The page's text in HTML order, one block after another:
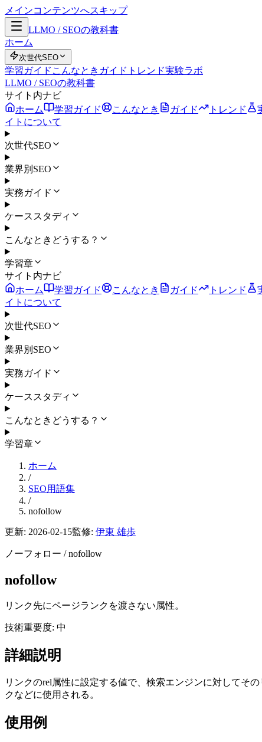
メインコンテンツへスキップ
LLMO / SEOの教科書
ホーム
次世代SEO
学習ガイド こんなとき ガイド トレンド実験ラボ
LLMO / SEOの教科書
サイト内ナビ
ホーム
学習ガイド こんなとき ガイド トレンド
イトについて
次世代SEO
業界別SEO
実務ガイド
ケーススタディ
こんなときどうする？
学習章
サイト内ナビ
ホーム
学習ガイド こんなとき ガイド トレンド
イトについて
次世代SEO
業界別SEO
実務ガイド
ケーススタディ
こんなときどうする？
学習章
ホーム
/
SEO用語集
/
nofollow
更新: 2026-02-15監修: 伊東 雄歩
ノーフォロー /nofollow
nofollow
リンク先にページランクを渡さない属性。
技術重要度: 中
詳細説明
リンクのrel属性に設定する値で、検索エンジンに対してそ
クなどに使用される。
使用例